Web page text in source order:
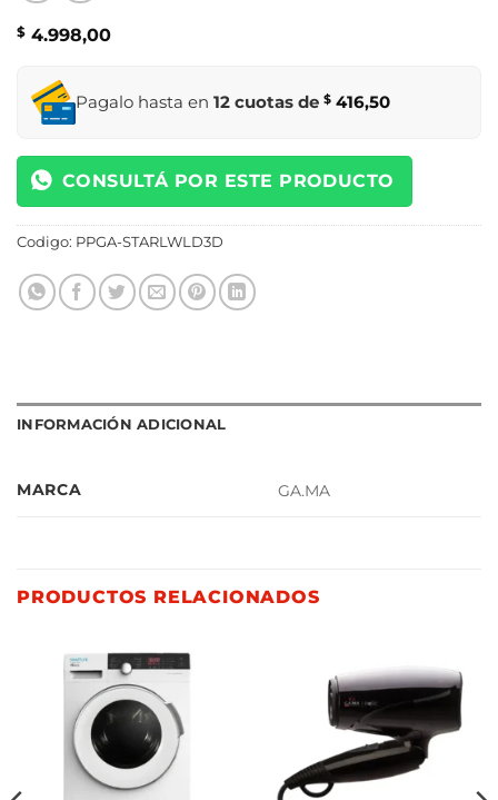
$ 4.998,00
Pagalo hasta en 12 cuotas de $ 416,50
CONSULTÁ POR ESTE PRODUCTO
Codigo: PPGA-STARLWLD3D
INFORMACIÓN ADICIONAL
MARCA GA.MA
PRODUCTOS RELACIONADOS